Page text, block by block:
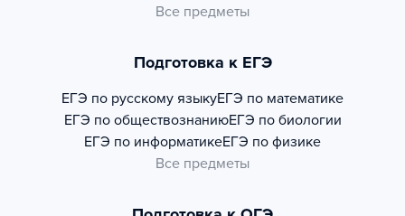
Все предметы
Подготовка к ЕГЭ
ЕГЭ по русскому языкуЕГЭ по математике
ЕГЭ по обществознаниюЕГЭ по биологии
ЕГЭ по информатикеЕГЭ по физике
Все предметы